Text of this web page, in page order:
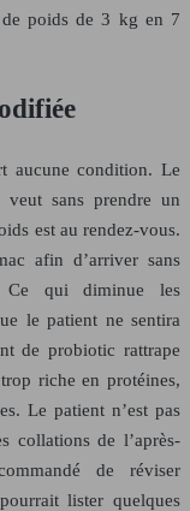
de poids de 3 kg en 7
aucune condition. Le
sans prendre un
est au rendez-vous.
afin d’arriver sans
Ce qui diminue les
le patient ne sentira
de probiotic rattrape
riche en protéines,
Le patient n’est pas
collations de l’après-
de réviser
lister quelques